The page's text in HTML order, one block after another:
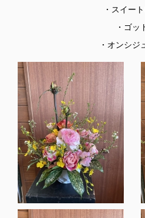
・スイー
・ゴッ
・オンシジ